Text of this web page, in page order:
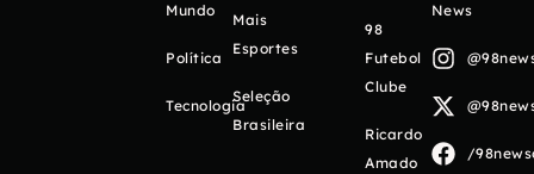
Mundo
Política
Tecnologia
Mais
Esportes
Seleção
Brasileira
98
Futebol
Clube
Ricardo
Amado
News
/